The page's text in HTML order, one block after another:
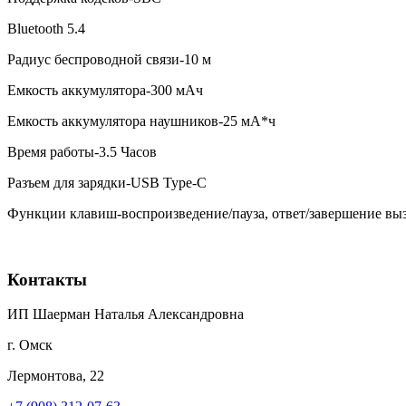
Bluetooth 5.4
Радиус беспроводной связи-10 м
Емкость аккумулятора-300 мАч
Емкость аккумулятора наушников-25 мА*ч
Время работы-3.5 Часов
Разъем для зарядки-USB Type-C
Функции клавиш-воспроизведение/пауза, ответ/завершение
Контакты
ИП Шаерман Наталья Александровна
г. Омск
Лермонтова, 22